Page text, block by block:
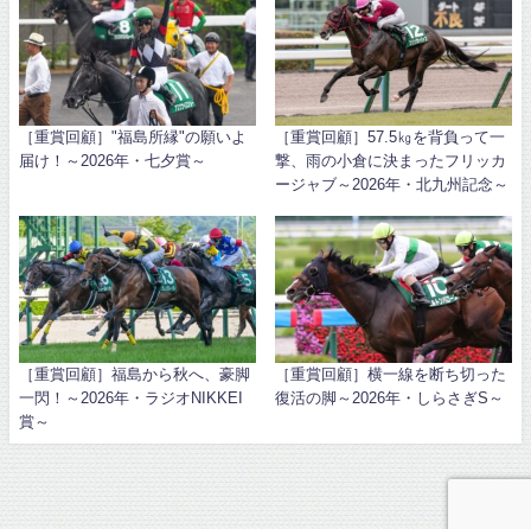
［重賞回顧］"福島所縁"の願いよ
届け！～2026年・七夕賞～
［重賞回顧］57.5㎏を背負って一
撃、雨の小倉に決まったフリッカ
ージャブ～2026年・北九州記念～
［重賞回顧］福島から秋へ、豪脚
一閃！～2026年・ラジオNIKKEI
賞～
［重賞回顧］横一線を断ち切った
復活の脚～2026年・しらさぎS～